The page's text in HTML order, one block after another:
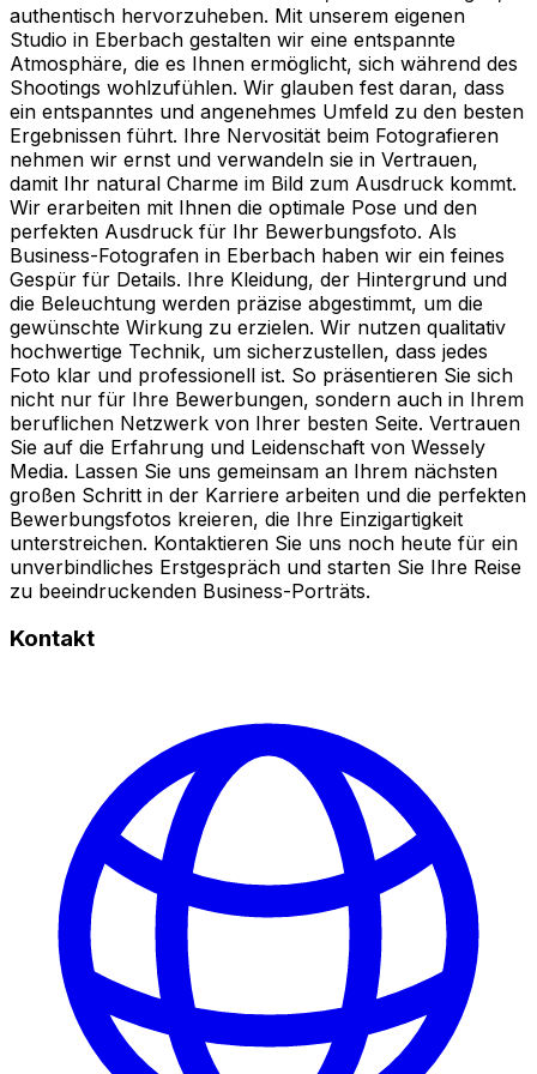
authentisch hervorzuheben. Mit unserem eigenen
Studio in Eberbach gestalten wir eine entspannte
Atmosphäre, die es Ihnen ermöglicht, sich während des
Shootings wohlzufühlen. Wir glauben fest daran, dass
ein entspanntes und angenehmes Umfeld zu den besten
Ergebnissen führt. Ihre Nervosität beim Fotografieren
nehmen wir ernst und verwandeln sie in Vertrauen,
damit Ihr natural Charme im Bild zum Ausdruck kommt.
Wir erarbeiten mit Ihnen die optimale Pose und den
perfekten Ausdruck für Ihr Bewerbungsfoto. Als
Business-Fotografen in Eberbach haben wir ein feines
Gespür für Details. Ihre Kleidung, der Hintergrund und
die Beleuchtung werden präzise abgestimmt, um die
gewünschte Wirkung zu erzielen. Wir nutzen qualitativ
hochwertige Technik, um sicherzustellen, dass jedes
Foto klar und professionell ist. So präsentieren Sie sich
nicht nur für Ihre Bewerbungen, sondern auch in Ihrem
beruflichen Netzwerk von Ihrer besten Seite. Vertrauen
Sie auf die Erfahrung und Leidenschaft von Wessely
Media. Lassen Sie uns gemeinsam an Ihrem nächsten
großen Schritt in der Karriere arbeiten und die perfekten
Bewerbungsfotos kreieren, die Ihre Einzigartigkeit
unterstreichen. Kontaktieren Sie uns noch heute für ein
unverbindliches Erstgespräch und starten Sie Ihre Reise
zu beeindruckenden Business-Porträts.
Kontakt